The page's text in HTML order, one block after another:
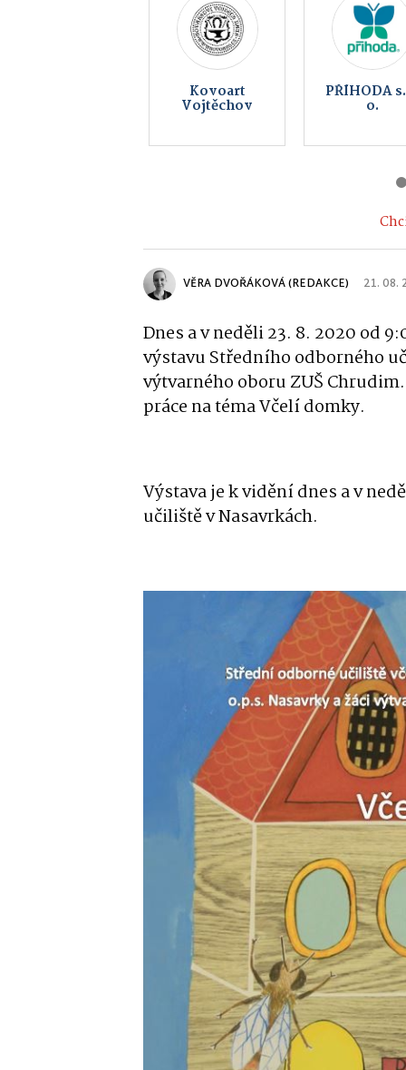
Koupelna
music bar
Peklo
Čertovina
VĚRA DVOŘÁKOVÁ (REDAKCE) 21. 08.
Dnes a v neděli 23. 8. 2020 od
výstavu Středního odborného
výtvarného oboru ZUŠ
práce na téma Včelí domky.
Výstava je k vidění dnes a v
učiliště v Nasavrkách.